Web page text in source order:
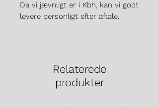
Da vi jævnligt er i Kbh, kan vi godt
levere personligt efter aftale.
Relaterede
produkter